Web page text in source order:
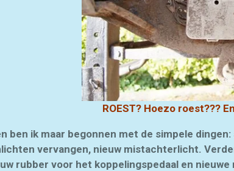
roest??? En die
ben ik maar begonnen met de simpele
vervangen, nieuw mistachterlicht.
rubber voor het koppelingspedaal en